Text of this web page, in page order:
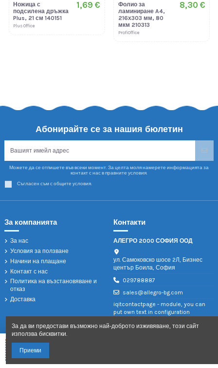
Ножица с
подсилена дръжка
Plus, 21 см 140151
Plus Office
1,69 €
Фолио за
ламиниране A4,
216х303 мм, 80
мкм 210313
ProfiOffice
8,30 €
Абонирайте се за нашия бюлетин
Можете да се отпишете във всеки момент. За целта моля намерете информацията за
контакт с нас в правните условия.
Съгласен съм с общите условия.
За компанията
За нас
Условия за ползване
Начини на плащане
Контакт с нас
Политика на възстановяване и
отказ
Доставка
Контакти
АЛЕГРО 2000 СОФИЯ ООД
ул. Самоковско шосе 2Л, Бизнес
център Боила, София
029788887
sales@allegro-bg.com
iqitcontactpage - module, you can
put own text in configuration
За да ви предостави възможно най-доброто изживяване, този сайт
използва бисквитки.
Приеми